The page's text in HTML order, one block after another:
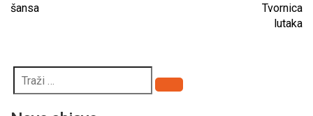
šansa
Tvornica
lutaka
Pretraži